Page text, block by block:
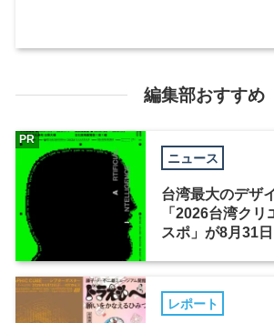
編集部おすすめ
ニュース
台湾最大のデザ
「2026台湾ク
スポ」が8月31
PR
レポート